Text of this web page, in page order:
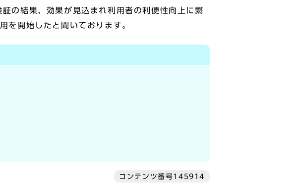
の結果、効果が見込まれ利用者の利便性向上に繋
を開始したと聞いております。
コンテンツ番号145914